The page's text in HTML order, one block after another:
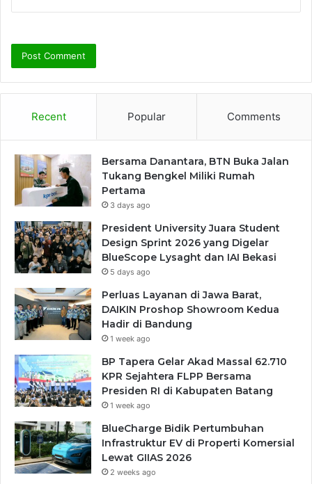
Recent Popular Comments
Bersama Danantara, BTN Buka Jalan
Tukang Bengkel Miliki Rumah
Pertama
3 days ago
President University Juara Student
Design Sprint 2026 yang Digelar
BlueScope Lysaght dan IAI Bekasi
5 days ago
Perluas Layanan di Jawa Barat,
DAIKIN Proshop Showroom Kedua
Hadir di Bandung
1 week ago
BP Tapera Gelar Akad Massal 62.710
KPR Sejahtera FLPP Bersama
Presiden RI di Kabupaten Batang
1 week ago
BlueCharge Bidik Pertumbuhan
Infrastruktur EV di Properti Komersial
Lewat GIIAS 2026
2 weeks ago